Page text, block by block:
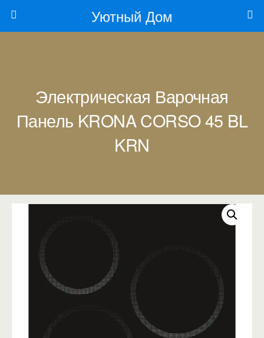
Уютный Дом
Электрическая Варочная
Панель KRONA CORSO 45 BL
KRN